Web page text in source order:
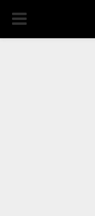
PRIMARY